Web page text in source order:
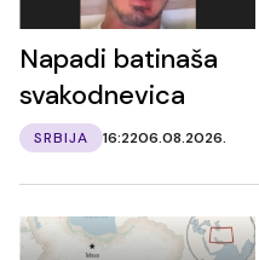
Napadi batinaša
svakodnevica
SRBIJA 16:2206.08.2026.